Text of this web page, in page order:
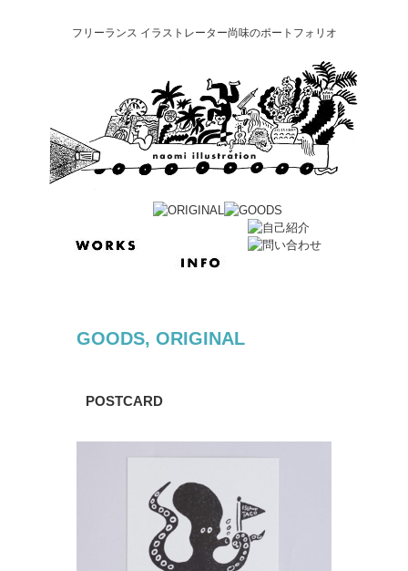
フリーランス イラストレーター尚味のポートフォリオ
GOODS, ORIGINAL
POSTCARD